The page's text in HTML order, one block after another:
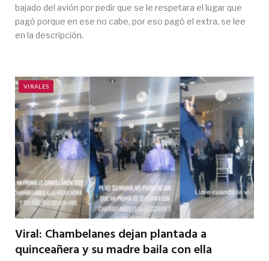
bajado del avión por pedir que se le respetara el lugar que
pagó porque en ese no cabe, por eso pagó el extra, se lee
en la descripción.
VIRALES
Viral: Chambelanes dejan plantada a
quinceañera y su madre baila con ella